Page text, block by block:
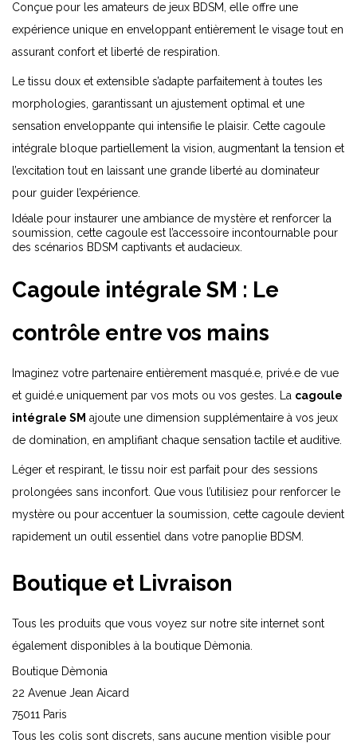
Conçue pour les amateurs de jeux BDSM, elle offre une
expérience unique en enveloppant entièrement le visage tout en
assurant confort et liberté de respiration.
Le tissu doux et extensible s’adapte parfaitement à toutes les
morphologies, garantissant un ajustement optimal et une
sensation enveloppante qui intensifie le plaisir. Cette cagoule
intégrale bloque partiellement la vision, augmentant la tension et
l’excitation tout en laissant une grande liberté au dominateur
pour guider l’expérience.
Idéale pour instaurer une ambiance de mystère et renforcer la
soumission, cette cagoule est l’accessoire incontournable pour
des scénarios BDSM captivants et audacieux.
Cagoule intégrale SM : Le
contrôle entre vos mains
Imaginez votre partenaire entièrement masqué.e, privé.e de vue
et guidé.e uniquement par vos mots ou vos gestes. La cagoule
intégrale SM ajoute une dimension supplémentaire à vos jeux
de domination, en amplifiant chaque sensation tactile et auditive.
Léger et respirant, le tissu noir est parfait pour des sessions
prolongées sans inconfort. Que vous l’utilisiez pour renforcer le
mystère ou pour accentuer la soumission, cette cagoule devient
rapidement un outil essentiel dans votre panoplie BDSM.
Boutique et Livraison
Tous les produits que vous voyez sur notre site internet sont
également disponibles à la boutique Dèmonia.
Boutique Dèmonia
22 Avenue Jean Aicard
75011 Paris
Tous les colis sont discrets, sans aucune mention visible pour